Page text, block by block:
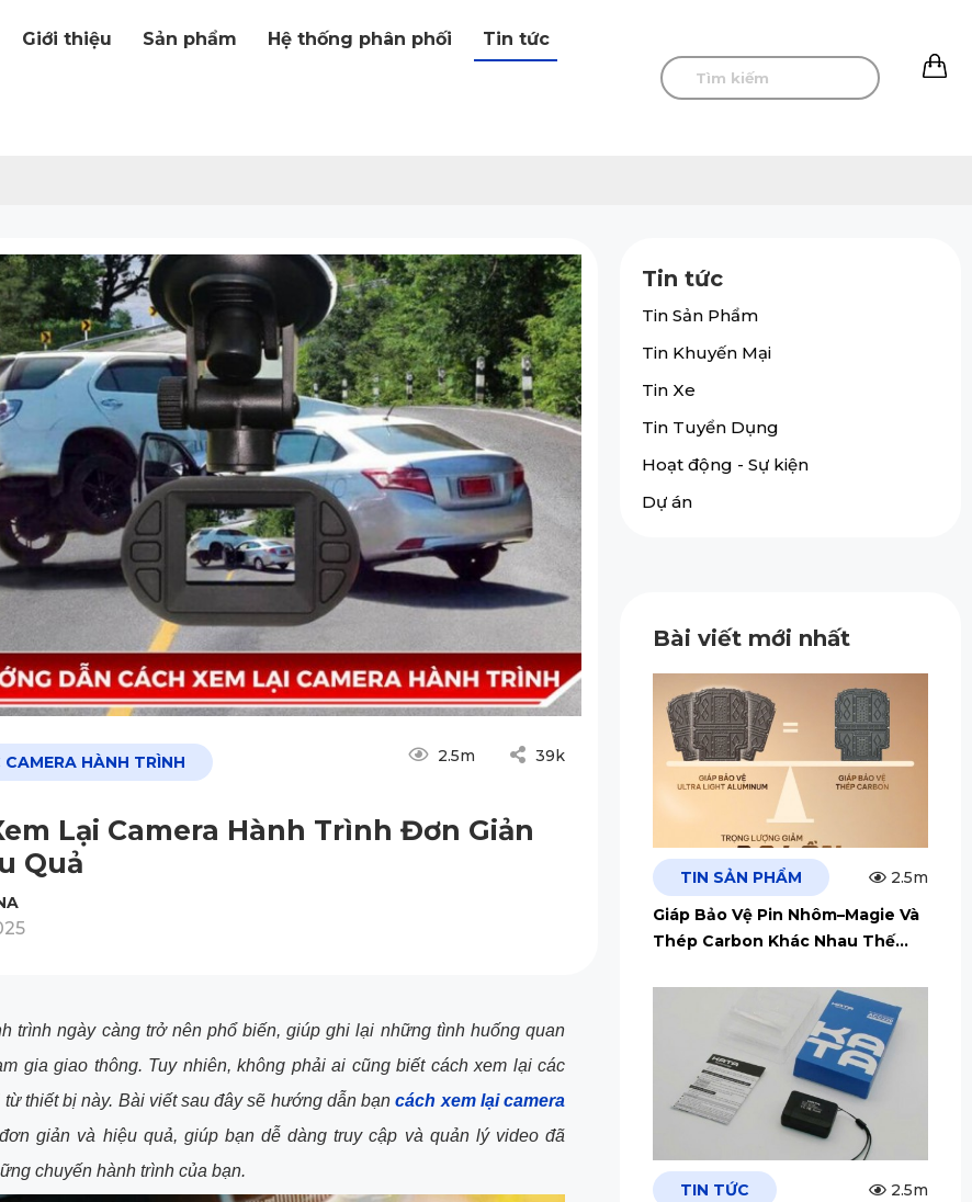
Giới thiệu Sản phẩm Hệ thống phân phối Tin tức
HÀNH TRÌNH 2.5m 39k
Lại Camera Hành Trình Đơn Giản
Quả
trình ngày càng trở nên phổ biến, giúp ghi lại những tình huống quan
gia giao thông. Tuy nhiên, không phải ai cũng biết cách xem lại các
từ thiết bị này. Bài viết sau đây sẽ hướng dẫn bạncách xem lại camera
đơn giản và hiệu quả, giúp bạn dễ dàng truy cập và quản lý video đã
chuyến hành trình của bạn.
Tin tức
Tin Sản Phẩm
Tin Khuyến Mại
Tin Xe
Tin Tuyển Dụng
Hoạt động - Sự kiện
Dự án
Bài viết mới nhất
TIN SẢN PHẨM
2.5m
Giáp Bảo Vệ Pin Nhôm–Magie Và
Thép Carbon Khác Nhau Thế
TIN TỨC
2.5m